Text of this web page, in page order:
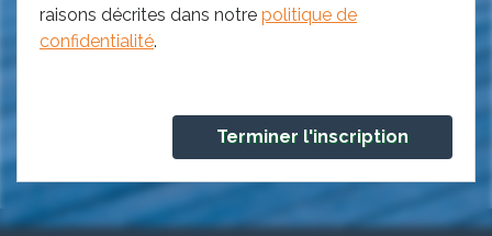
raisons décrites dans notre politique de
confidentialité.